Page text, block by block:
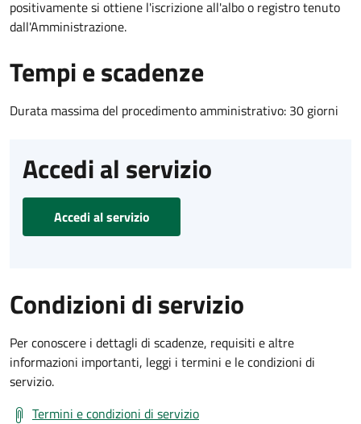
positivamente si ottiene l'iscrizione all'albo o registro tenuto
dall'Amministrazione.
Tempi e scadenze
Durata massima del procedimento amministrativo: 30 giorni
Accedi al servizio
Accedi al servizio
Condizioni di servizio
Per conoscere i dettagli di scadenze, requisiti e altre
informazioni importanti, leggi i termini e le condizioni di
servizio.
Termini e condizioni di servizio